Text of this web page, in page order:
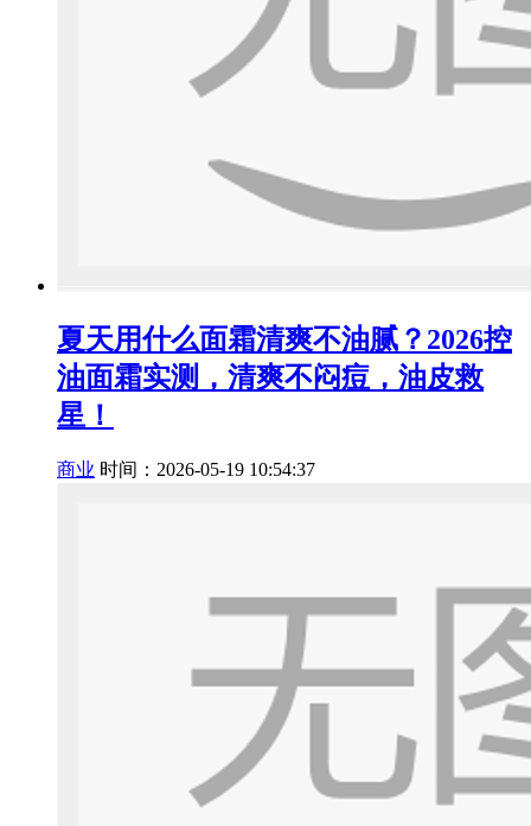
夏天用什么面霜清爽不油腻？2026控
油面霜实测，清爽不闷痘，油皮救
星！
商业 时间：2026-05-19 10:54:37